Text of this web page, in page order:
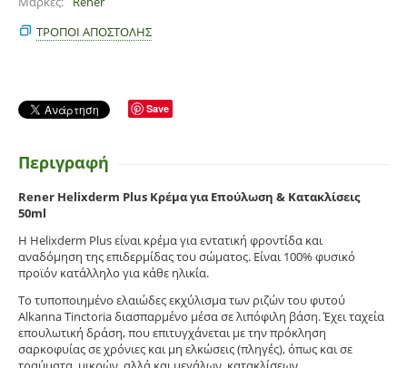
ΤΡΌΠΟΙ ΑΠΟΣΤΟΛΉΣ
Save
Περιγραφή
Rener Helixderm Plus Κρέμα για Επούλωση & Κατακλίσεις
50ml
Η Helixderm Plus είναι κρέμα για εντατική φροντίδα και
αναδόμηση της επιδερμίδας του σώματος. Είναι 100% φυσικό
προϊόν κατάλληλο για κάθε ηλικία.
Το τυποποιημένο ελαιώδες εκχύλισμα των ριζών του φυτού
Alkanna Tinctoria διασπαρμένο μέσα σε λιπόφιλη βάση. Έχει ταχεία
επουλωτική δράση, που επιτυγχάνεται με την πρόκληση
σαρκοφυίας σε χρόνιες και μη ελκώσεις (πληγές), όπως και σε